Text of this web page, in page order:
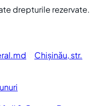
drepturile rezervate.
Chișinău, str.